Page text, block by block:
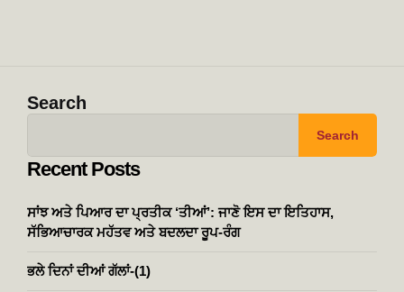
Search
Search
Recent Posts
ਸਾਂਝ ਅਤੇ ਪਿਆਰ ਦਾ ਪ੍ਰਤੀਕ ‘ਤੀਆਂ’: ਜਾਣੋ ਇਸ ਦਾ ਇਤਿਹਾਸ,
ਸੱਭਿਆਚਾਰਕ ਮਹੱਤਵ ਅਤੇ ਬਦਲਦਾ ਰੂਪ-ਰੰਗ
ਭਲੇ ਦਿਨਾਂ ਦੀਆਂ ਗੱਲਾਂ-(1)